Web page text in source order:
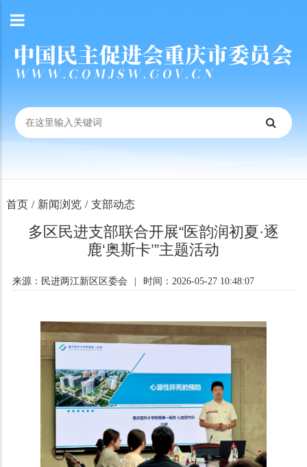
首页 / 新闻浏览 / 支部动态
多区民进支部联合开展“医韵润初夏·逐
鹿‘奥斯卡’”主题活动
来源：民进两江新区区委会 时间：2026-05-27 10:48:07